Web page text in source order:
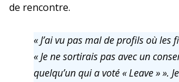
de rencontre.
« J’ai vu pas mal de profils où les
« Je ne sortirais pas avec un
quelqu’un qui a voté « Leave » ».